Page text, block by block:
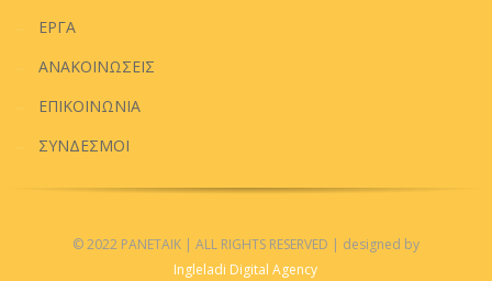
ΕΡΓΑ
ΑΝΑΚΟΙΝΩΣΕΙΣ
ΕΠΙΚΟΙΝΩΝΙΑ
ΣΥΝΔΕΣΜΟΙ
© 2022 PANETAIK | ALL RIGHTS RESERVED | designed by
Ingleladi Digital Agency